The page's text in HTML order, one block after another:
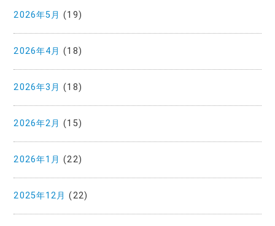
2026年5月 (19)
2026年4月 (18)
2026年3月 (18)
2026年2月 (15)
2026年1月 (22)
2025年12月 (22)